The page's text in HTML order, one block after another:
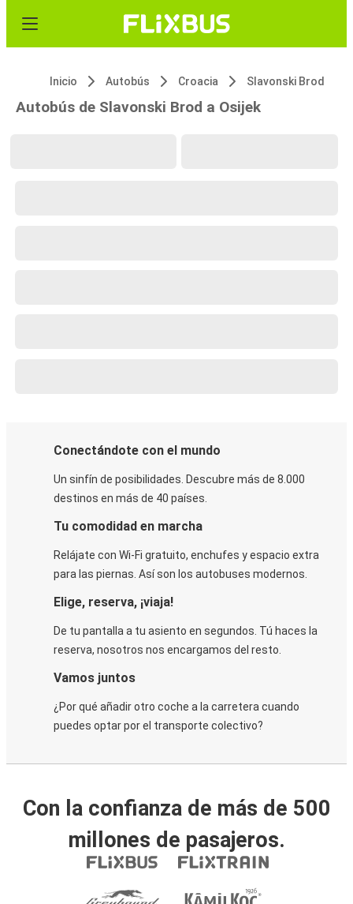
Inicio Autobús Croacia Slavonski Brod
Autobús de Slavonski Brod a Osijek
Conectándote con el mundo
Un sinfín de posibilidades. Descubre más de 8.000
destinos en más de 40 países.
Tu comodidad en marcha
Relájate con Wi-Fi gratuito, enchufes y espacio extra
para las piernas. Así son los autobuses modernos.
Elige, reserva, ¡viaja!
De tu pantalla a tu asiento en segundos. Tú haces la
reserva, nosotros nos encargamos del resto.
Vamos juntos
¿Por qué añadir otro coche a la carretera cuando
puedes optar por el transporte colectivo?
Con la confianza de más de 500
millones de pasajeros.